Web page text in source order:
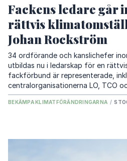
Fackens ledare går
rättvis
Johan Rockström
34 ordförande och kanslichefer
utbildas nu i ledarskap för en
fackförbund är representerade,
centralorganisationerna LO, TCO
BEKÄMPA KLIMATFÖRÄNDRINGARNA /